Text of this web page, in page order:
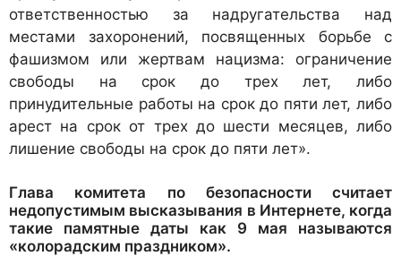
ответственностью за надругательства над
местами захоронений, посвященных борьбе с
фашизмом или жертвам нацизма: ограничение
свободы на срок до трех лет, либо
принудительные работы на срок до пяти лет, либо
арест на срок от трех до шести месяцев, либо
лишение свободы на срок до пяти лет».
Глава комитета по безопасности считает
недопустимым высказывания в Интернете, когда
такие памятные даты как 9 мая называются
«колорадским праздником».